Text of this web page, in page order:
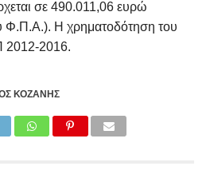
σε 490.011,06 ευρώ
Φ.Π.Α.). Η χρηματοδότηση του
2012-2016.
ΚΟΖΆΝΗΣ